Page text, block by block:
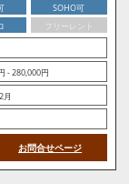
SOHO可
フリーレント
- 280,000円
月
お問合せページ